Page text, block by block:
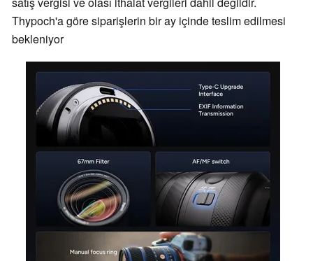
Thypoch'a göre siparişlerin bir ay içinde teslim edilmesi
bekleniyor